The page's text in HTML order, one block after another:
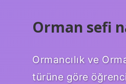
Orman sefi
Ormancılık ve
türüne göre